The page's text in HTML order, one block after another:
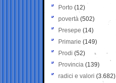
Porto (12)
povertà (502)
Presepe (14)
Primarie (149)
Prodi (52)
Provincia (139)
radici e valori (3.682)